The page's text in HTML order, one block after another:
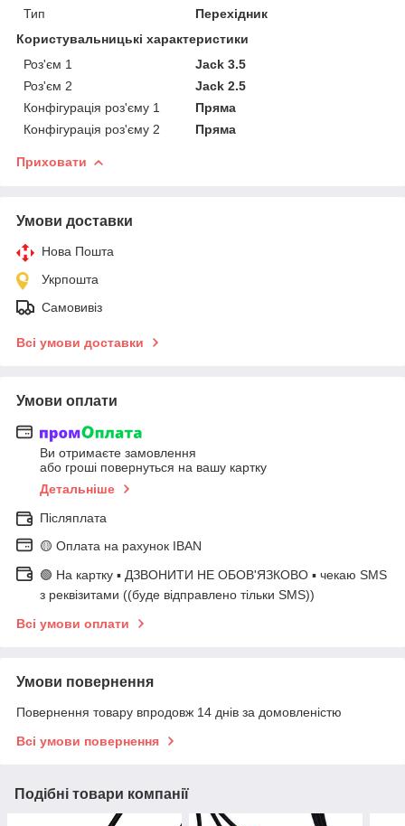
Тип
Перехідник
Користувальницькі характеристики
Роз'єм 1
Jack 3.5
Роз'єм 2
Jack 2.5
Конфігурація роз'єму 1
Пряма
Конфігурація роз'єму 2
Пряма
Приховати
Умови доставки
Нова Пошта
Укрпошта
Самовивіз
Всі умови доставки
Умови оплати
Ви отримаєте замовлення
або гроші повернуться на вашу картку
Детальніше
Післяплата
🟡 Оплата на рахунок IBAN
🟢 На картку ▪️ ДЗВОНИТИ НЕ ОБОВ'ЯЗКОВО ▪️ чекаю SMS
з реквізитами ((буде відправлено тільки SMS))
Всі умови оплати
Умови повернення
Повернення товару впродовж 14 днів за домовленістю
Всі умови повернення
Подібні товари компанії